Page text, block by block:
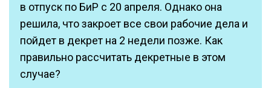
в отпуск по БиР с 20 апреля. Однако она
решила, что закроет все свои рабочие дела и
пойдет в декрет на 2 недели позже. Как
правильно рассчитать декретные в этом
случае?